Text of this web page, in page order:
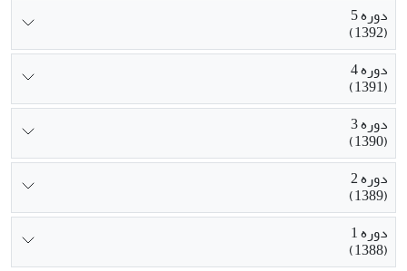
دوره 5
(1392)
دوره 4
(1391)
دوره 3
(1390)
دوره 2
(1389)
دوره 1
(1388)